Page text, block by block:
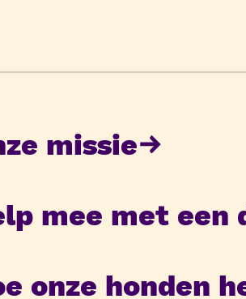
missie
mee met een
onze honden